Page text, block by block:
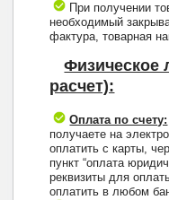
При получении
необходимый
фактура, товарная
Физическое
расчет):
Оплата по счету:
получаете на
оплатить с карты,
пункт “оплата
реквизиты для
оплатить в любом